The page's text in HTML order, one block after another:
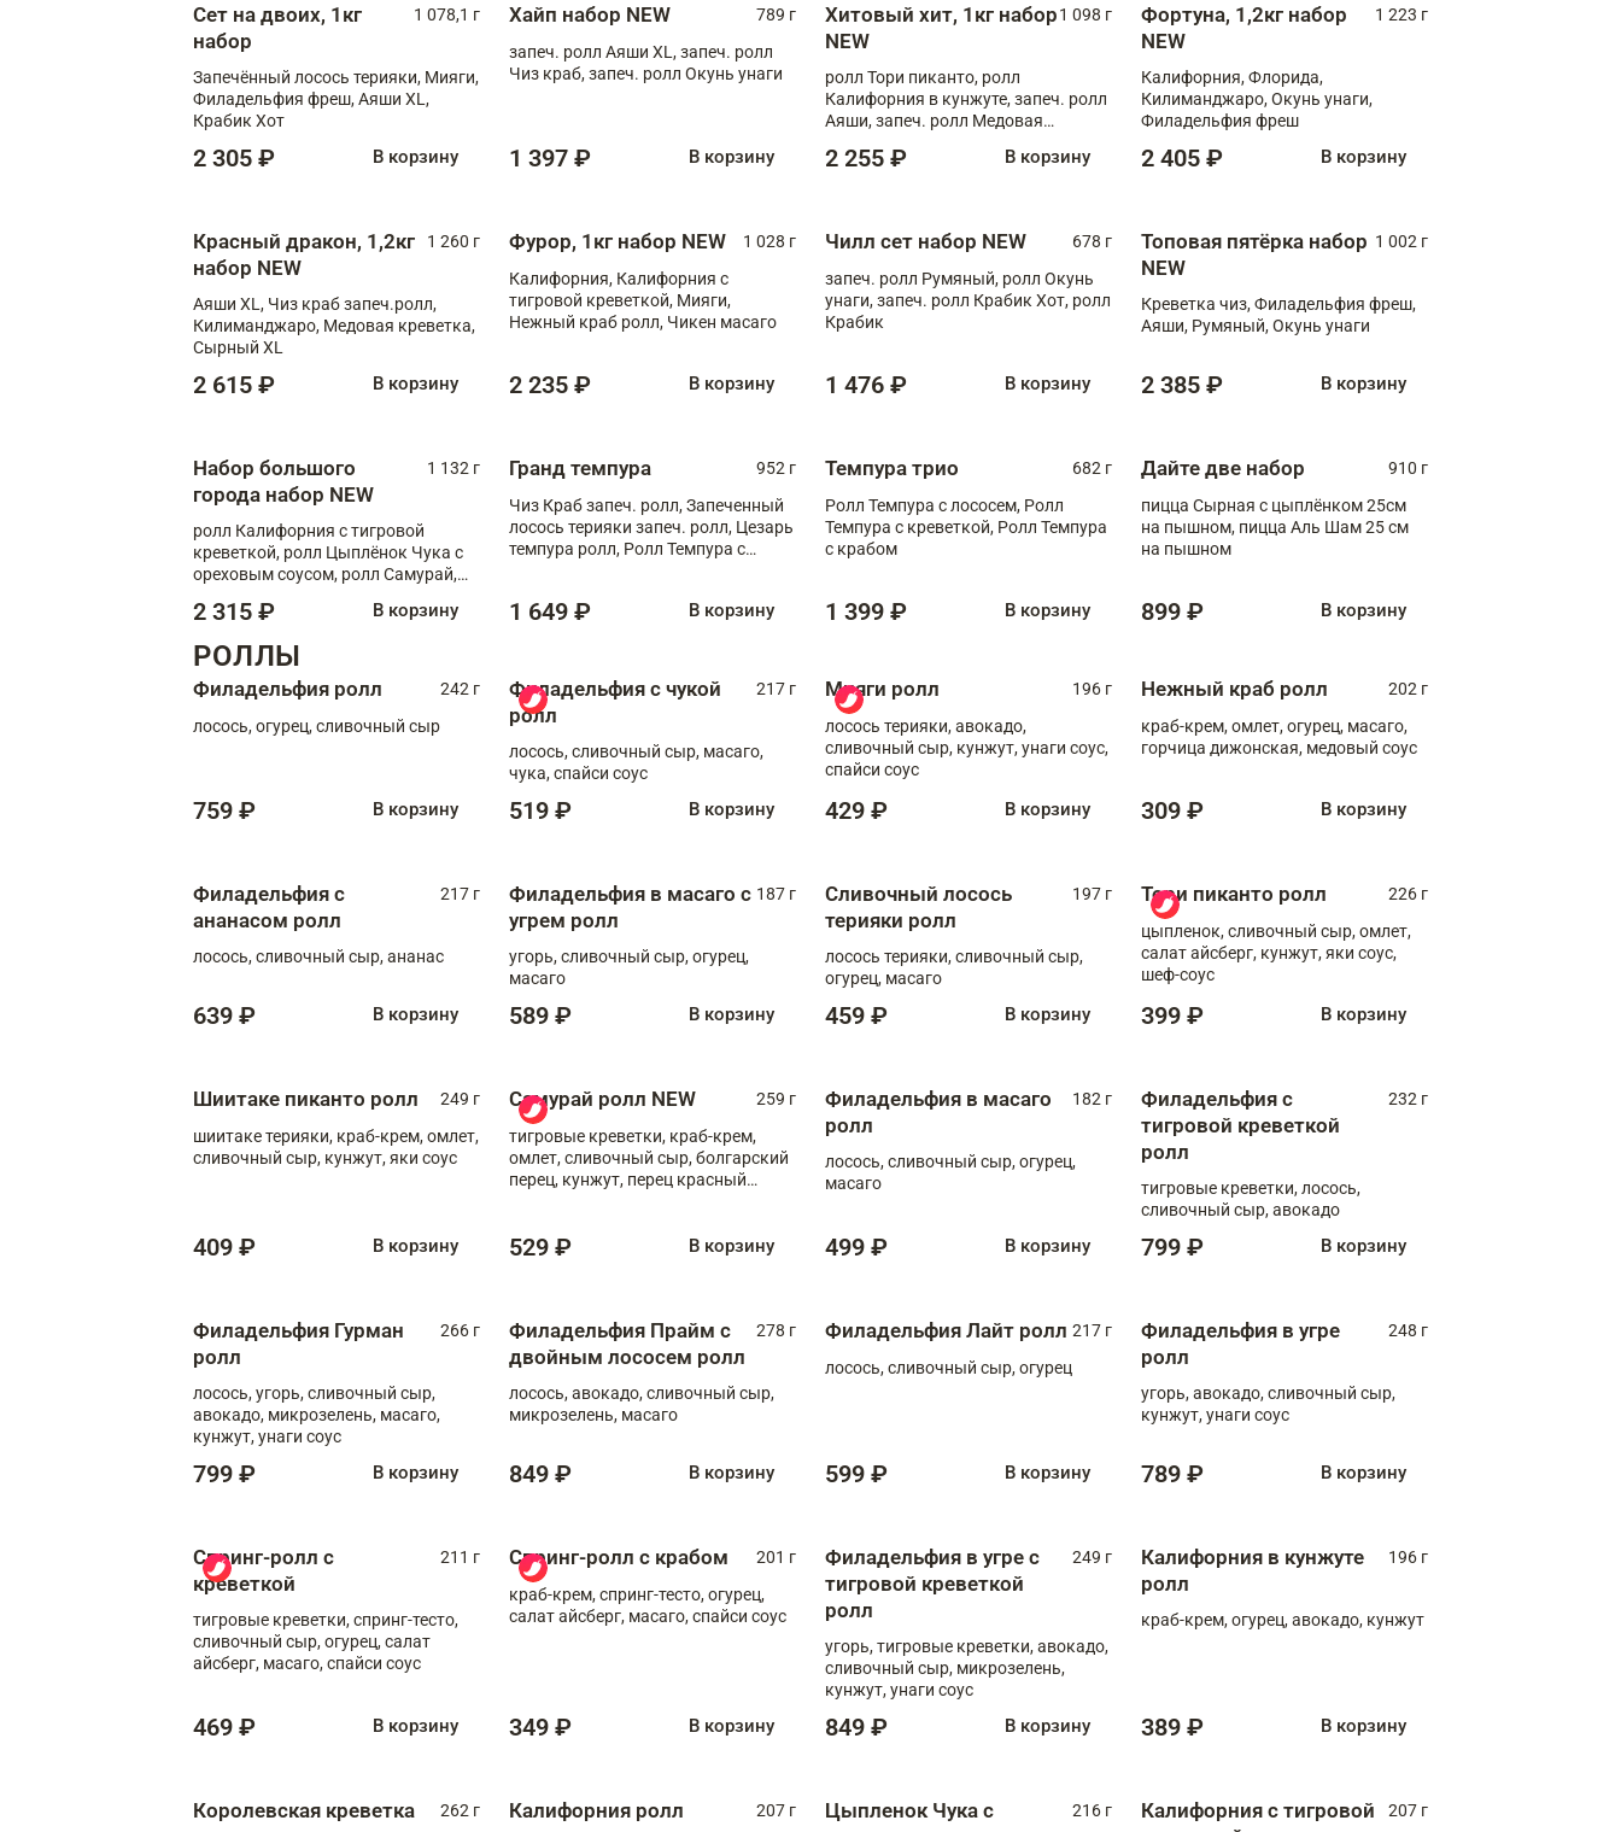
Сет на двоих, 1кг
набор
1 078,1 г
Запечённый лосось терияки, Мияги,
Филадельфия фреш, Аяши XL,
Крабик Хот
2 305 ₽ В корзину
Хайп набор NEW
789 г
запеч. ролл Аяши XL, запеч. ролл
Чиз краб, запеч. ролл Окунь унаги
1 397 ₽ В корзину
Хитовый хит, 1кг набор
NEW
1 098 г
ролл Тори пиканто, ролл
Калифорния в кунжуте, запеч. ролл
Аяши, запеч. ролл Медовая
чукой
2 255 ₽ В корзину
Фортуна, 1,2кг набор
NEW
1 223 г
Калифорния, Флорида,
Килиманджаро, Окунь унаги,
Филадельфия фреш
2 405 ₽ В корзину
Красный дракон, 1,2кг
набор NEW
1 260 г
Аяши XL, Чиз краб запеч.ролл,
Килиманджаро, Медовая креветка,
Сырный XL
2 615 ₽ В корзину
Фурор, 1кг набор NEW
1 028 г
Калифорния, Калифорния с
тигровой креветкой, Мияги,
Нежный краб ролл, Чикен масаго
2 235 ₽ В корзину
Чилл сет набор NEW
678 г
запеч. ролл Румяный, ролл Окунь
унаги, запеч. ролл Крабик Хот, ролл
Крабик
1 476 ₽ В корзину
Топовая пятёрка набор
NEW
1 002 г
Креветка чиз, Филадельфия фреш,
Аяши, Румяный, Окунь унаги
2 385 ₽ В корзину
Набор большого
города набор NEW
1 132 г
ролл Калифорния с тигровой
креветкой, ролл Цыплёнок Чука с
ореховым соусом, ролл Самурай,
ролл с крабом
2 315 ₽ В корзину
Гранд темпура
952 г
Чиз Краб запеч. ролл, Запеченный
лосось терияки запеч. ролл, Цезарь
темпура ролл, Ролл Темпура с
1 649 ₽ В корзину
Темпура трио
682 г
Ролл Темпура с лососем, Ролл
Темпура с креветкой, Ролл Темпура
с крабом
1 399 ₽ В корзину
Дайте две набор
910 г
пицца Сырная с цыплёнком 25см
на пышном, пицца Аль Шам 25 см
на пышном
899 ₽ В корзину
РОЛЛЫ
Филадельфия ролл
242 г
лосось, огурец, сливочный сыр
759 ₽ В корзину
Филадельфия с чукой
ролл
217 г
лосось, сливочный сыр, масаго,
чука, спайси соус
519 ₽ В корзину
Мияги ролл
196 г
лосось терияки, авокадо,
сливочный сыр, кунжут, унаги соус,
спайси соус
429 ₽ В корзину
Нежный краб ролл
202 г
краб-крем, омлет, огурец, масаго,
горчица дижонская, медовый соус
309 ₽ В корзину
Филадельфия с
ананасом ролл
217 г
лосось, сливочный сыр, ананас
639 ₽ В корзину
Филадельфия в масаго с
угрем ролл
187 г
угорь, сливочный сыр, огурец,
масаго
589 ₽ В корзину
Сливочный лосось
терияки ролл
197 г
лосось терияки, сливочный сыр,
огурец, масаго
459 ₽ В корзину
Тори пиканто ролл
226 г
цыпленок, сливочный сыр, омлет,
салат айсберг, кунжут, яки соус,
шеф-соус
399 ₽ В корзину
Шиитаке пиканто ролл
249 г
шиитаке терияки, краб-крем, омлет,
сливочный сыр, кунжут, яки соус
409 ₽ В корзину
Самурай ролл NEW
259 г
тигровые креветки, краб-крем,
омлет, сливочный сыр, болгарский
перец, кунжут, перец красный
529 ₽ В корзину
Филадельфия в масаго
ролл
182 г
лосось, сливочный сыр, огурец,
масаго
499 ₽ В корзину
Филадельфия с
тигровой креветкой
ролл
232 г
тигровые креветки, лосось,
сливочный сыр, авокадо
799 ₽ В корзину
Филадельфия Гурман
ролл
266 г
лосось, угорь, сливочный сыр,
авокадо, микрозелень, масаго,
кунжут, унаги соус
799 ₽ В корзину
Филадельфия Прайм с
двойным лососем ролл
278 г
лосось, авокадо, сливочный сыр,
микрозелень, масаго
849 ₽ В корзину
Филадельфия Лайт ролл 217 г
лосось, сливочный сыр, огурец
599 ₽ В корзину
Филадельфия в угре
ролл
248 г
угорь, авокадо, сливочный сыр,
кунжут, унаги соус
789 ₽ В корзину
Спринг-ролл с
креветкой
211 г
тигровые креветки, спринг-тесто,
сливочный сыр, огурец, салат
айсберг, масаго, спайси соус
469 ₽ В корзину
Спринг-ролл с крабом
201 г
краб-крем, спринг-тесто, огурец,
салат айсберг, масаго, спайси соус
349 ₽ В корзину
Филадельфия в угре с
тигровой креветкой
ролл
249 г
угорь, тигровые креветки, авокадо,
сливочный сыр, микрозелень,
кунжут, унаги соус
849 ₽ В корзину
Калифорния в кунжуте
ролл
196 г
краб-крем, огурец, авокадо, кунжут
389 ₽ В корзину
Королевская креветка
262 г Калифорния ролл 207 г
Цыпленок Чука с
216 г
Калифорния с тигровой
207 г